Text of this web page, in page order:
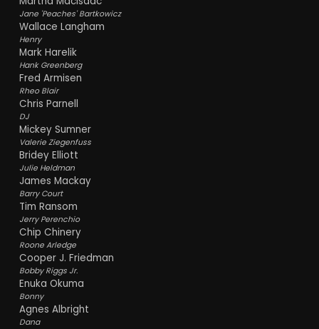
Jane 'Peaches' Bartkowicz
Wallace Langham
Henry
Mark Harelik
Hank Greenberg
Fred Armisen
Rheo Blair
Chris Parnell
DJ
Mickey Sumner
Valerie Ziegenfuss
Bridey Elliott
Julie Heldman
James Mackay
Barry Court
Tim Ransom
Jerry Perenchio
Chip Chinery
Roone Arledge
Cooper J. Friedman
Bobby Riggs Jr.
Enuka Okuma
Bonny
Agnes Albright
Dana